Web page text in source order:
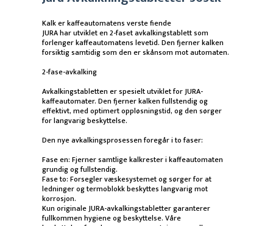
Kalk er kaffeautomatens verste fiende
JURA har utviklet en 2-faset avkalkingstablett som
forlenger kaffeautomatens levetid. Den fjerner kalken
forsiktig samtidig som den er skånsom mot automaten.
2-fase-avkalking
Avkalkingstabletten er spesielt utviklet for JURA-
kaffeautomater. Den fjerner kalken fullstendig og
effektivt, med optimert oppløsningstid, og den sørger
for langvarig beskyttelse.
Den nye avkalkingsprosessen foregår i to faser:
Fase en: Fjerner samtlige kalkrester i kaffeautomaten
grundig og fullstendig.
Fase to: Forsegler væskesystemet og sørger for at
ledninger og termoblokk beskyttes langvarig mot
korrosjon.
Kun originale JURA-avkalkingstabletter garanterer
fullkommen hygiene og beskyttelse. Våre